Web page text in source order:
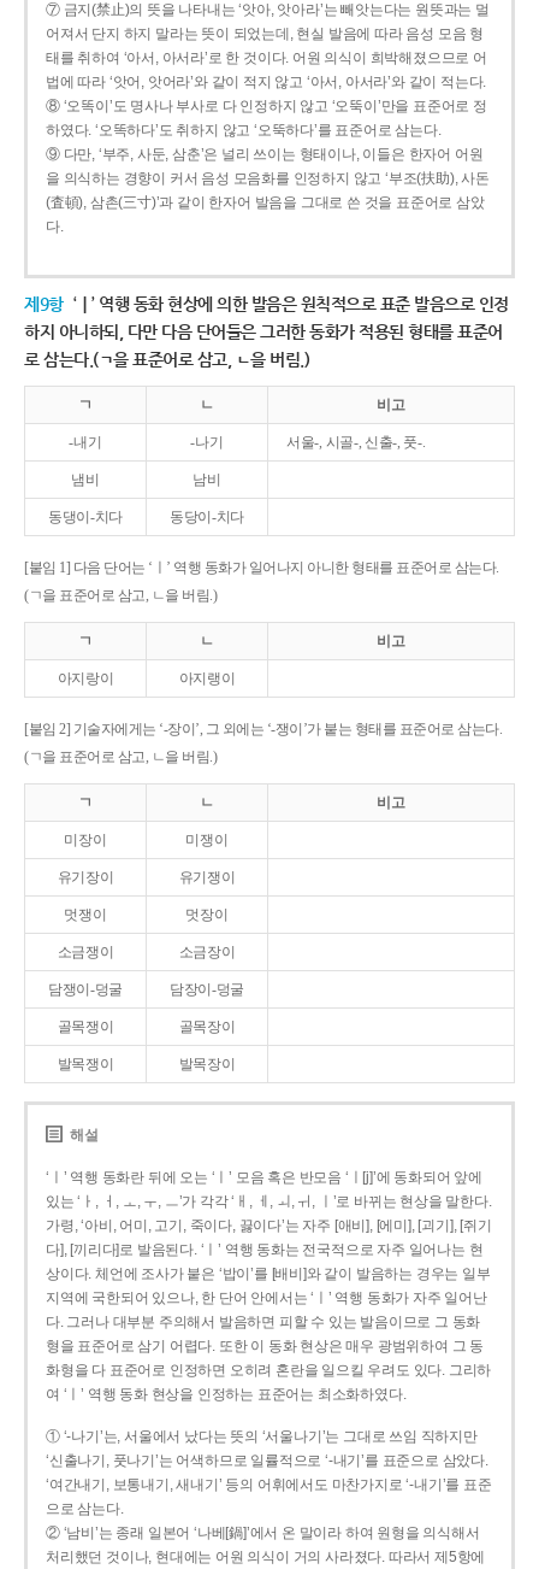
⑦ 금지(禁止)의 뜻을 나타내는 ‘앗아, 앗아라’는 빼앗는다는 원뜻과는 멀
어져서 단지 하지 말라는 뜻이 되었는데, 현실 발음에 따라 음성 모음 형
태를 취하여 ‘아서, 아서라’로 한 것이다. 어원 의식이 희박해졌으므로 어
법에 따라 ‘앗어, 앗어라’와 같이 적지 않고 ‘아서, 아서라’와 같이 적는다.
⑧ ‘오똑이’도 명사나 부사로 다 인정하지 않고 ‘오뚝이’만을 표준어로 정
하였다. ‘오똑하다’도 취하지 않고 ‘오뚝하다’를 표준어로 삼는다.
⑨ 다만, ‘부주, 사둔, 삼춘’은 널리 쓰이는 형태이나, 이들은 한자어 어원
을 의식하는 경향이 커서 음성 모음화를 인정하지 않고 ‘부조(扶助), 사돈
(査頓), 삼촌(三寸)’과 같이 한자어 발음을 그대로 쓴 것을 표준어로 삼았
다.
제9항 ‘ㅣ’ 역행 동화 현상에 의한 발음은 원칙적으로 표준 발음으로 인정
하지 아니하되, 다만 다음 단어들은 그러한 동화가 적용된 형태를 표준어
로 삼는다.(ㄱ을 표준어로 삼고, ㄴ을 버림.)
ㄱ ㄴ 비고
-내기 -나기 서울-, 시골-, 신출-, 풋-.
냄비 남비
동댕이-치다 동당이-치다
[붙임 1] 다음 단어는 ‘ㅣ’ 역행 동화가 일어나지 아니한 형태를 표준어로 삼는다.
(ㄱ을 표준어로 삼고, ㄴ을 버림.)
ㄱ ㄴ 비고
아지랑이 아지랭이
[붙임 2] 기술자에게는 ‘-장이’, 그 외에는 ‘-쟁이’가 붙는 형태를 표준어로 삼는다.
(ㄱ을 표준어로 삼고, ㄴ을 버림.)
ㄱ ㄴ 비고
미장이 미쟁이
유기장이 유기쟁이
멋쟁이 멋장이
소금쟁이 소금장이
담쟁이-덩굴 담장이-덩굴
골목쟁이 골목장이
발목쟁이 발목장이
해설
‘ㅣ’ 역행 동화란 뒤에 오는 ‘ㅣ’ 모음 혹은 반모음 ‘ㅣ[j]’에 동화되어 앞에
있는 ‘ㅏ, ㅓ, ㅗ, ㅜ, ㅡ’가 각각 ‘ㅐ, ㅔ, ㅚ, ㅟ, ㅣ’로 바뀌는 현상을 말한다.
가령, ‘아비, 어미, 고기, 죽이다, 끓이다’는 자주 [애비], [에미], [괴기], [쥐기
다], [끼리다]로 발음된다. ‘ㅣ’ 역행 동화는 전국적으로 자주 일어나는 현
상이다. 체언에 조사가 붙은 ‘밥이’를 [배비]와 같이 발음하는 경우는 일부
지역에 국한되어 있으나, 한 단어 안에서는 ‘ㅣ’ 역행 동화가 자주 일어난
다. 그러나 대부분 주의해서 발음하면 피할 수 있는 발음이므로 그 동화
형을 표준어로 삼기 어렵다. 또한 이 동화 현상은 매우 광범위하여 그 동
화형을 다 표준어로 인정하면 오히려 혼란을 일으킬 우려도 있다. 그리하
여 ‘ㅣ’ 역행 동화 현상을 인정하는 표준어는 최소화하였다.
① ‘-나기’는, 서울에서 났다는 뜻의 ‘서울나기’는 그대로 쓰임 직하지만
‘신출나기, 풋나기’는 어색하므로 일률적으로 ‘-내기’를 표준으로 삼았다.
‘여간내기, 보통내기, 새내기’ 등의 어휘에서도 마찬가지로 ‘-내기’를 표준
으로 삼는다.
② ‘남비’는 종래 일본어 ‘나베[鍋]’에서 온 말이라 하여 원형을 의식해서
처리했던 것이나, 현대에는 어원 의식이 거의 사라졌다. 따라서 제5항에